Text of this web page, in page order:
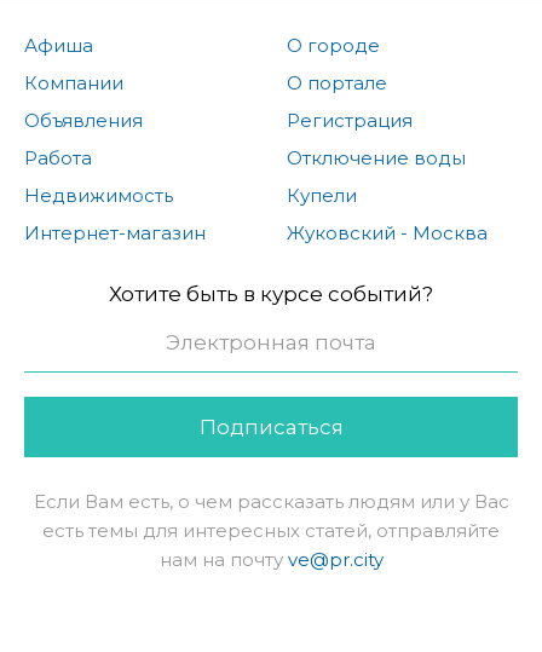
Афиша
Компании
Объявления
Работа
Недвижимость
Интернет-магазин
О городе
О портале
Регистрация
Отключение воды
Купели
Жуковский - Москва
Хотите быть в курсе событий?
Подписаться
Если Вам есть, о чем рассказать людям или у Вас
есть темы для интересных статей, отправляйте
нам на почту ve@pr.city